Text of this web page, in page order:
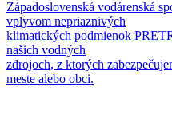
Západoslovenská vodárenská
vplyvom nepriaznivých
klimatických podmienok
našich vodných
zdrojoch, z ktorých
meste alebo obci.